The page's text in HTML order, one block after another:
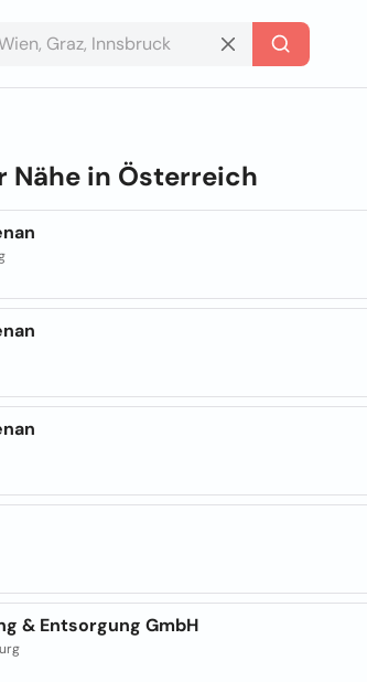
Nähe in Österreich
& Entsorgung GmbH